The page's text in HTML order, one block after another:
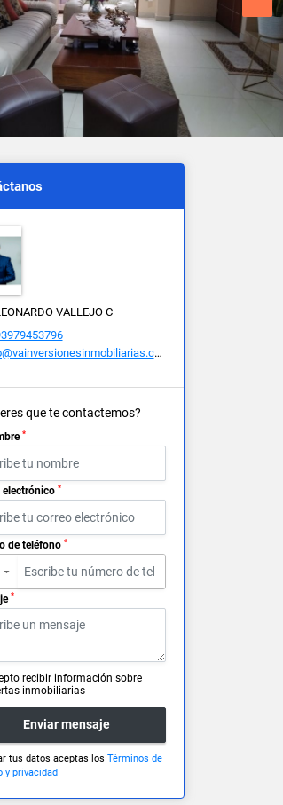
VALLEJO C
que te contactemos?
*
electrónico *
de teléfono *
▼
*
recibir información sobre
inmobiliarias
Enviar mensaje
tus datos aceptas los Términos de
y privacidad